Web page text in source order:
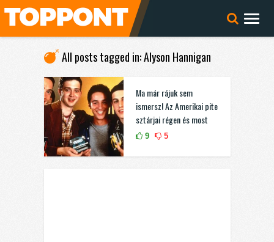
All posts tagged in: Alyson Hannigan
Ma már rájuk sem
ismersz! Az Amerikai pite
sztárjai régen és most
9 5